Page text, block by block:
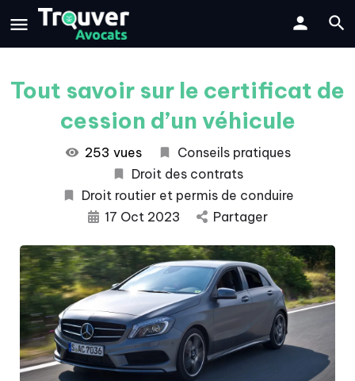
Tout savoir sur le certificat de
cession d’un véhicule
253 vues
Conseils pratiques
Droit des contrats
Droit routier et permis de conduire
17 Oct 2023
Partager